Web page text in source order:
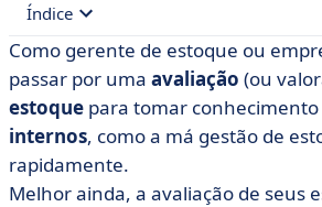
Índice
• O que é avaliação de estoque?
• Quais são os diferentes métodos
estoque?
• Os 4 riscos da má avaliação de
evitados
Como gerente de estoque ou
passar por uma avaliação (ou
estoque para tomar conhecimento
internos, como a má gestão de
rapidamente.
Melhor ainda, a avaliação de seus